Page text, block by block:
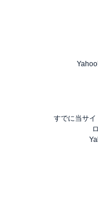
すでに当サ